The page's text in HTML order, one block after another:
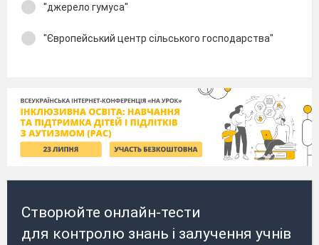
"джерело гумуса"
"Європейський центр сільського господарства"
Створюйте онлайн-тести
для контролю знань і залучення учнів